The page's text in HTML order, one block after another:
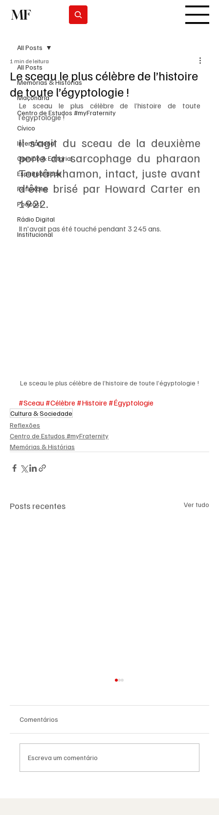
MF
All Posts
Memórias & Histórias
Maçonaria
Centro de Estudos #myFraternity
Cívico
Internacional
Opinião & Editorial
Espiritualidade
Reflexões
Podcast
Rádio Digital
Institucional
All Posts
Le sceau le plus célèbre de l’histoire
de toute l’égyptologie !
1 min de leitura
Le sceau le plus célèbre de l’histoire de toute
l’égyptologie !
Il s’agit du sceau de la deuxième
porte du sarcophage du pharaon
Toutânkhamon, intact, juste avant
d'être brisé par Howard Carter en
1922.
Il n'avait pas été touché pendant 3 245 ans.
Le sceau le plus célèbre de l’histoire de toute l’égyptologie !
#Sceau #Célèbre #Histoire #Égyptologie
Cultura & Sociedade
Reflexões
Centro de Estudos #myFraternity
Memórias & Histórias
Posts recentes Ver tudo
Comentários
Escreva um comentário